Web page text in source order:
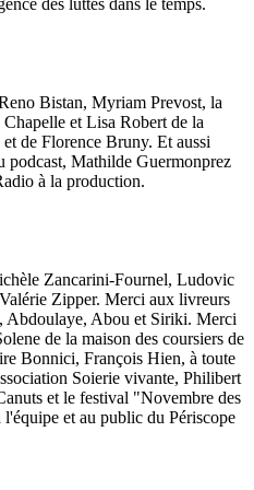
des luttes dans le temps.
Bistan, Myriam Prevost, la
et Lisa Robert de la
de Florence Bruny. Et aussi
podcast, Mathilde Guermonprez
à la production.
Zancarini-Fournel, Ludovic
Zipper. Merci aux livreurs
Abdoulaye, Abou et Siriki. Merci
de la maison des coursiers de
Bonnici, François Hien, à toute
Soierie vivante, Philibert
et le festival "Novembre des
et au public du Périscope